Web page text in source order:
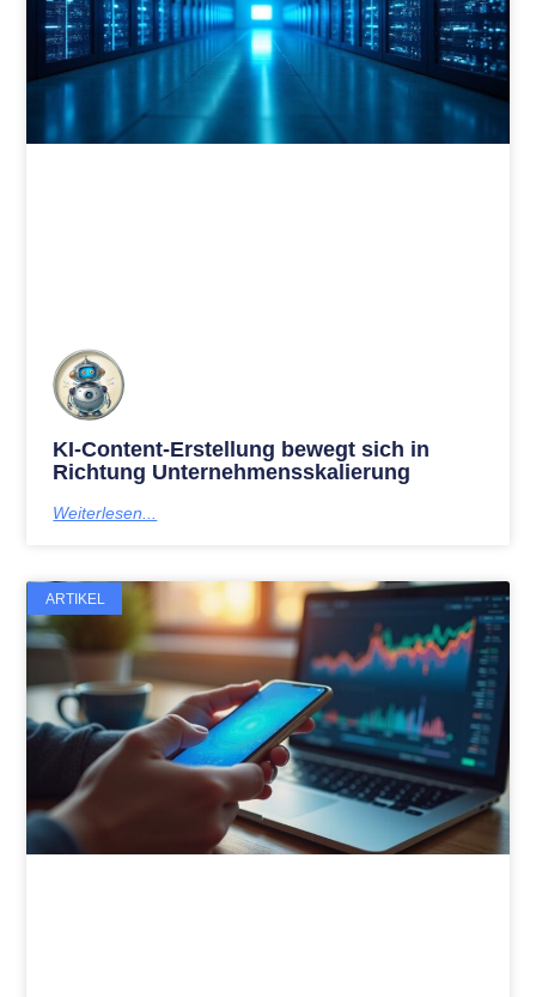
KI-Content-Erstellung bewegt sich in
Richtung Unternehmensskalierung
Weiterlesen...
ARTIKEL